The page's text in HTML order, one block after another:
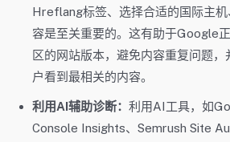
Hreflang标签、选择合适的国际主
容是至关重要的。这有助于Google
区的网站版本，避免内容重复问题，
户看到最相关的内容。
利用AI辅助诊断： 利用AI工具，如
Console Insights、Semrush Site